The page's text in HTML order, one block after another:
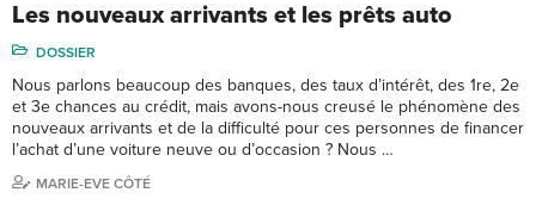
Les nouveaux arrivants et les prêts auto
DOSSIER
Nous parlons beaucoup des banques, des taux d’intérêt, des 1re, 2e
et 3e chances au crédit, mais avons-nous creusé le phénomène des
nouveaux arrivants et de la difficulté pour ces personnes de financer
l’achat d’une voiture neuve ou d’occasion ? Nous …
MARIE-EVE CÔTÉ